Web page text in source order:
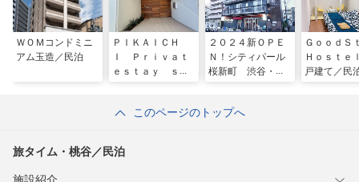
ＷＯＭコンドミニ
アム玉造／民泊
ＰＩＫＡＩＣＨ
Ｉ Ｐｒｉｖａｔ
ｅｓｔａｙ ｓｅ
２０２４新ＯＰＥ
Ｎ！シティパール
桜新町 渋谷・新
泊
ＧｏｏｄＳ
Ｈｏｓｔｅ
戸建て／民
このページのトップへ
旅タイム・桃谷／民泊